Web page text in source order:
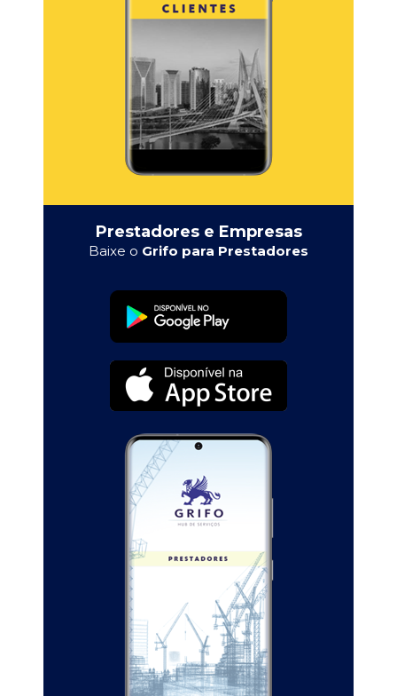
Prestadores e Empresas
Baixe o Grifo para Prestadores